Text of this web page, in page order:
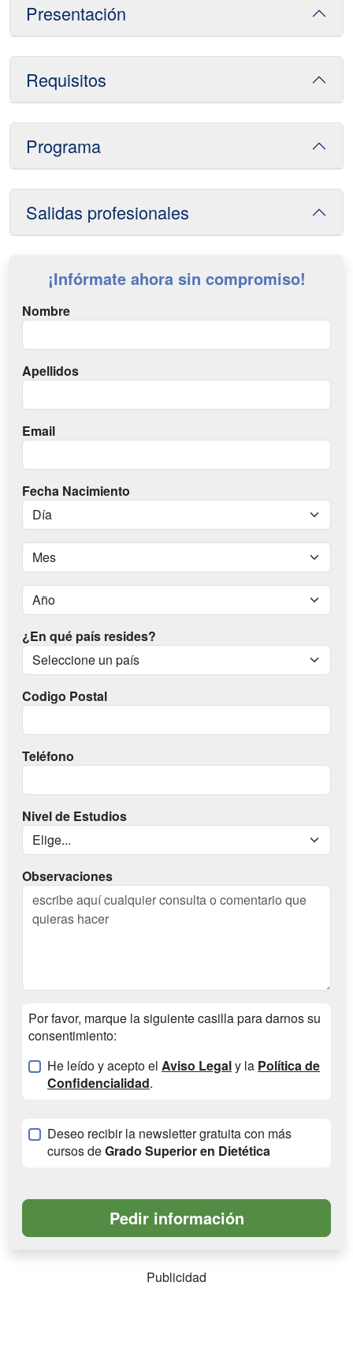
Presentación
Requisitos
Programa
Salidas profesionales
¡Infórmate ahora sin compromiso!
Nombre
Apellidos
Email
Fecha Nacimiento
¿En qué país resides?
Codigo Postal
Teléfono
Nivel de Estudios
Observaciones
Por favor, marque la siguiente casilla para darnos su
consentimiento:
He leído y acepto el Aviso Legaly la Política de
Confidencialidad.
Deseo recibir la newsletter gratuita con más
cursos deGrado Superior en Dietética
Publicidad